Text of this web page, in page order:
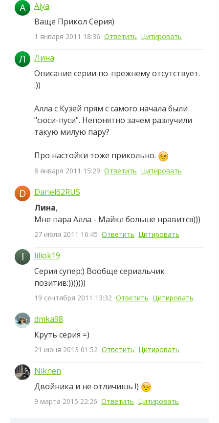
A
Aiya
Ваще Прикол Серия)
1 января 2011 18:36 Ответить Цитировать
Л
Лина
Описание серии по-прежнему отсутствует.
:))
Алла с Кузей прям с самого начала были
"сюси-пуси". Непонятно зачем разлучили
такую милую пару?
Про настойки тоже прикольно.
8 января 2011 15:29 Ответить Цитировать
D
Dariel62RUS
Лина,
Мне пара Алла - Майкл больше нравится)))
27 июля 2011 16:45 Ответить Цитировать
l
liliok19
Серия супер:) Вообще сериальчик
позитив:)))))))
19 сентября 2011 13:32 Ответить Цитировать
dmka98
Круть серия =)
21 июня 2013 01:52 Ответить Цитировать
Niknen
Двойника и не отличишь !)
9 марта 2015 22:26 Ответить Цитировать